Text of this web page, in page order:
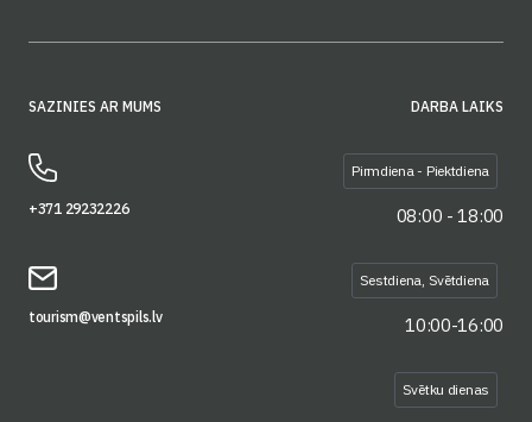
SAZINIES AR MUMS
+371 29232226
tourism@ventspils.lv
DARBA LAIKS
Pirmdiena - Piektdiena
08:00 - 18:00
Sestdiena, Svētdiena
10:00-16:00
Svētku dienas